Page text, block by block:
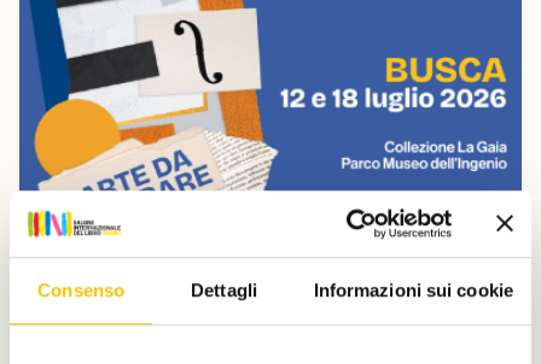
Consenso Dettagli Informazioni sui cookie